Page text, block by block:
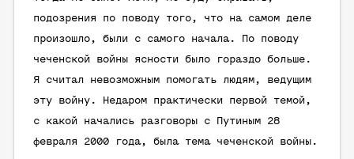
подозрения по поводу того, что на самом деле
произошло, были с самого начала. По поводу
чеченской войны ясности было гораздо больше.
Я считал невозможным помогать людям, ведущим
эту войну. Недаром практически первой темой,
с какой начались разговоры с Путиным 28
февраля 2000 года, была тема чеченской войны.